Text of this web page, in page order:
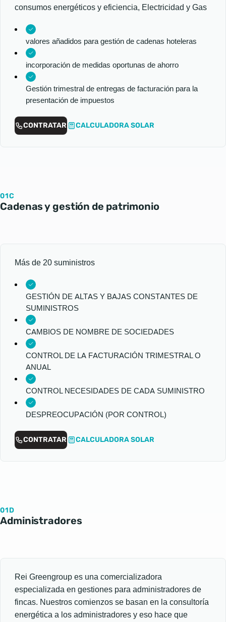
consumos energéticos y eficiencia, Electricidad y Gas
valores añadidos para gestión de cadenas hoteleras
incorporación de medidas oportunas de ahorro
Gestión trimestral de entregas de facturación para la
presentación de impuestos
CONTRATAR CALCULADORA SOLAR
01C
Cadenas y gestión de patrimonio
Más de 20 suministros
GESTIÓN DE ALTAS Y BAJAS CONSTANTES DE
SUMINISTROS
CAMBIOS DE NOMBRE DE SOCIEDADES
CONTROL DE LA FACTURACIÓN TRIMESTRAL O
ANUAL
CONTROL NECESIDADES DE CADA SUMINISTRO
DESPREOCUPACIÓN (POR CONTROL)
CONTRATAR CALCULADORA SOLAR
01D
Administradores
Rei Greengroup es una comercializadora
especializada en gestiones para administradores de
fincas. Nuestros comienzos se basan en la consultoría
energética a los administradores y eso hace que